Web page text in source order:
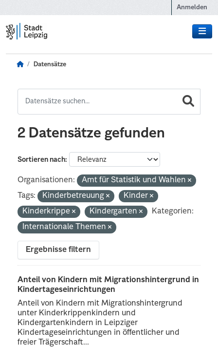
Anmelden
Datensätze
2 Datensätze gefunden
Sortieren nach
Organisationen:
Amt für Statistik und Wahlen
Tags:
Kinderbetreuung
Kinder
Kinderkrippe
Kindergarten
Kategorien:
Internationale Themen
Ergebnisse filtern
Anteil von Kindern mit Migrationshintergrund in
Kindertageseinrichtungen
Anteil von Kindern mit Migrationshintergrund
unter Kinderkrippenkindern und
Kindergartenkindern in Leipziger
Kindertageseinrichtungen in öffentlicher und
freier Trägerschaft...